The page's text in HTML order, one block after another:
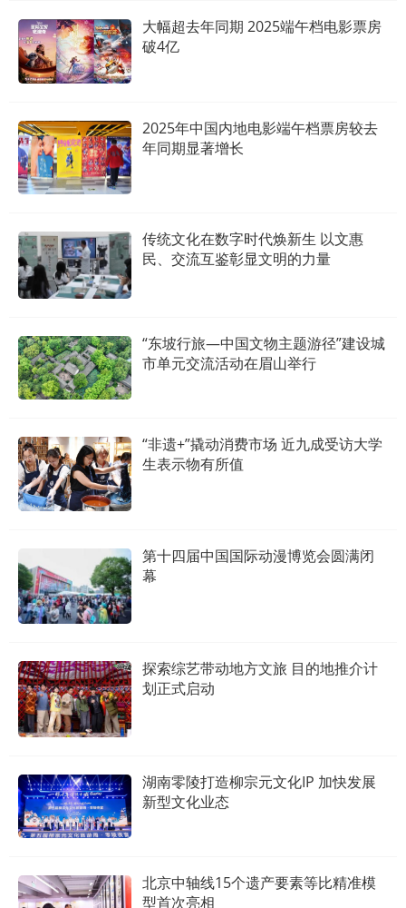
大幅超去年同期 2025端午档电影票房
破4亿
2025年中国内地电影端午档票房较去
年同期显著增长
传统文化在数字时代焕新生 以文惠
民、交流互鉴彰显文明的力量
“东坡行旅—中国文物主题游径”建设城
市单元交流活动在眉山举行
“非遗+”撬动消费市场 近九成受访大学
生表示物有所值
第十四届中国国际动漫博览会圆满闭
幕
探索综艺带动地方文旅 目的地推介计
划正式启动
湖南零陵打造柳宗元文化IP 加快发展
新型文化业态
北京中轴线15个遗产要素等比精准模
型首次亮相